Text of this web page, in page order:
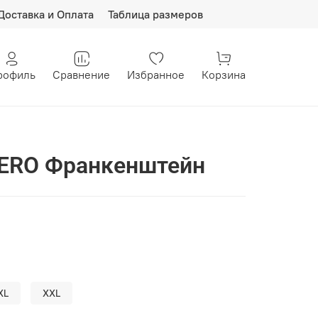
и Оплата Таблица размеров
Сравнение Избранное Корзина
Франкенштейн
XXL